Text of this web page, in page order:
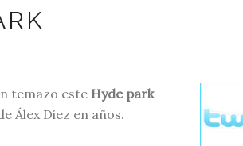
temazo este Hyde park
Álex Diez en años.